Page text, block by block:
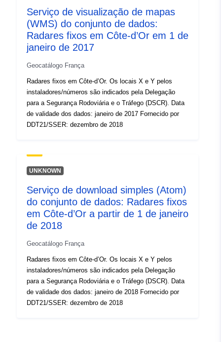
2a90f346381b
uriRef:
http://data.europa.eu/88u/dataset/
Tipo:
Recurso:
http://inspire.ec.europa.eu/
codelist/SpatialDataServiceType/
Serviço de visualização de mapas
(WMS) do conjunto de dados:
Radares fixos em Côte-d’Or em 1 de
janeiro de 2017
Geocatálogo França
Radares fixos em Côte-d’Or. Os locais X e Y pelos
instaladores/números são indicados pela Delegação
para a Segurança Rodoviária e o Tráfego (DSCR). Data
de validade dos dados: janeiro de 2017 Fornecido por
DDT21/SSER: dezembro de 2018
UNKNOWN
Serviço de download simples (Atom)
do conjunto de dados: Radares fixos
em Côte-d’Or a partir de 1 de janeiro
de 2018
Geocatálogo França
Radares fixos em Côte-d’Or. Os locais X e Y pelos
instaladores/números são indicados pela Delegação
para a Segurança Rodoviária e o Tráfego (DSCR). Data
de validade dos dados: janeiro de 2018 Fornecido por
DDT21/SSER: dezembro de 2018